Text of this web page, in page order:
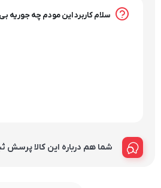
سلام کاربرد این مودم چه جوریه
شما هم درباره این کالا پرسش